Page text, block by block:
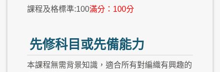
課程及格標準:100滿分：100分
先修科目或先備能力
本課程無需背景知識，適合所有對編織有興趣的